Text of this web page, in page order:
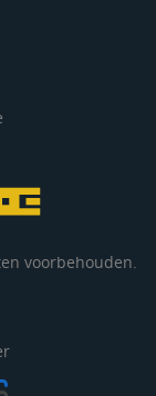
voorbehouden.